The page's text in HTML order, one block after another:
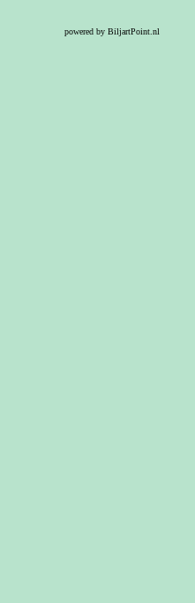
powered by BiljartPoint.nl